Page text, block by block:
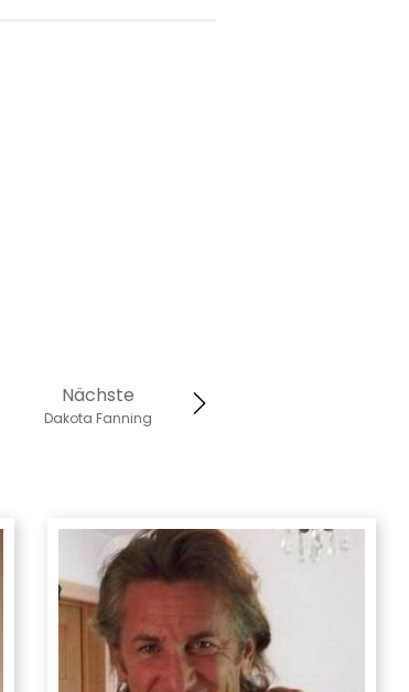
Nächste
Dakota Fanning